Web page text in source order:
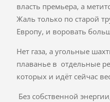
власть премьера, а
Жаль только по старой
Европу, и воровать
Нет газа, а угольные
плаванье в отдельные
которых и идёт сейчас
Без собственной